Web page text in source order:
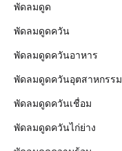
พัดลมดูด
พัดลมดูดควัน
พัดลมดูดควันอาหาร
พัดลมดูดควันอุตสาหกรรม
พัดลมดูดควันเชื่อม
พัดลมดูดควันไก่ย่าง